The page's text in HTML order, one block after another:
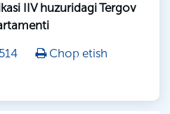
IIV huzuridagi Tergov
Chop etish